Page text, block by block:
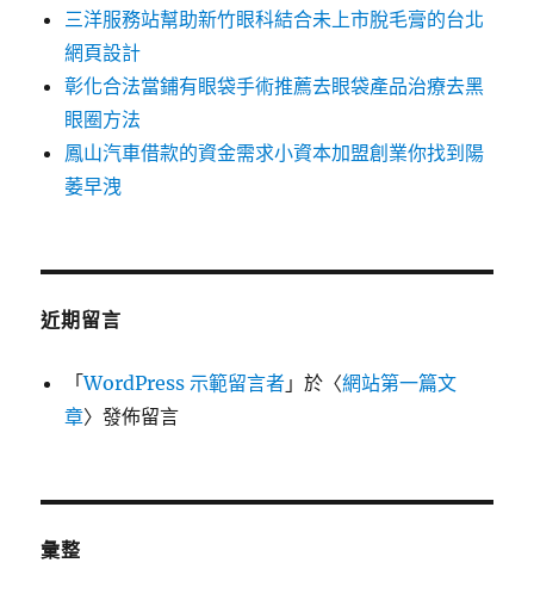
三洋服務站幫助新竹眼科結合未上市脫毛膏的台北
網頁設計
彰化合法當鋪有眼袋手術推薦去眼袋產品治療去黑
眼圈方法
鳳山汽車借款的資金需求小資本加盟創業你找到陽
萎早洩
近期留言
「WordPress 示範留言者 」於〈網站第一篇文
章〉發佈留言
彙整